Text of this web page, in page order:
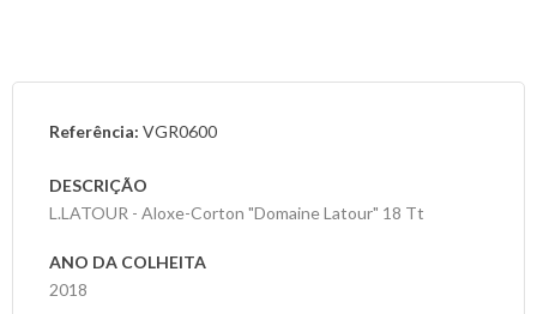
As
Provas
Notícias
Referência: VGR0600
DESCRIÇÃO
L.LATOUR - Aloxe-Corton "Domaine Latour" 18 Tt
ANO DA COLHEITA
2018